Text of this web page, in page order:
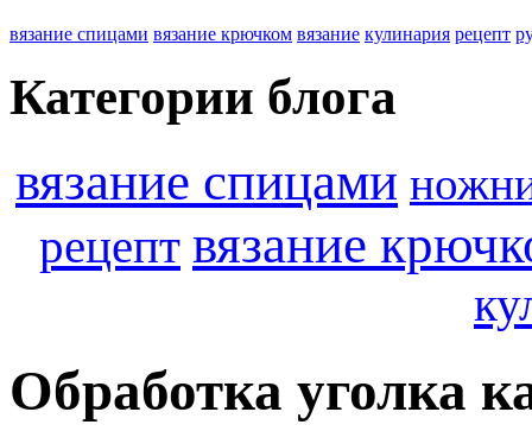
вязание спицами вязание крючком вязание кулинария рецепт
Категории блога
вязание спицами
рецепт вязание
Обработка уголка